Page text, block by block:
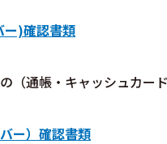
ー)確認書類
（通帳・キャッシュカー
ー）確認書類